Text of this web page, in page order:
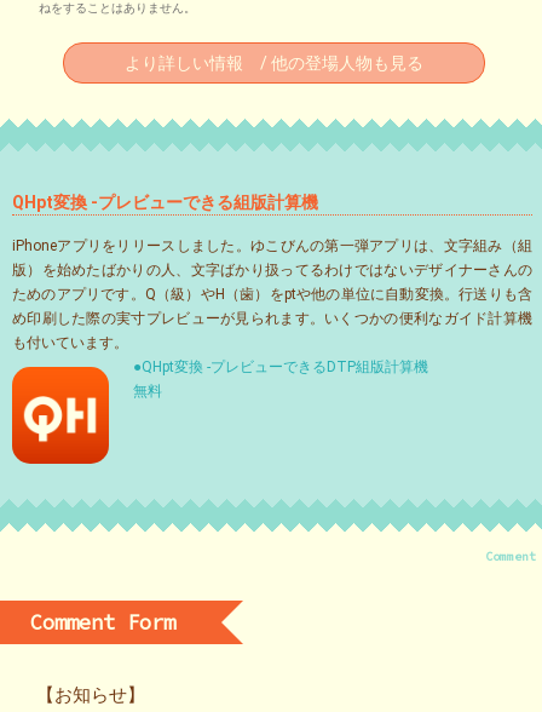
ねをすることはありません。
より詳しい情報 / 他の登場人物も見る
QHpt変換 -プレビューできる組版計算機
iPhoneアプリをリリースしました。ゆこびんの第一弾アプリは、文字組み（組
版）を始めたばかりの人、文字ばかり扱ってるわけではないデザイナーさんの
ためのアプリです。Q（級）やH（歯）をptや他の単位に自動変換。行送りも含
め印刷した際の実寸プレビューが見られます。いくつかの便利なガイド計算機
も付いています。
●QHpt変換 -プレビューできるDTP組版計算機
無料
Comment
Comment Form
【お知らせ】